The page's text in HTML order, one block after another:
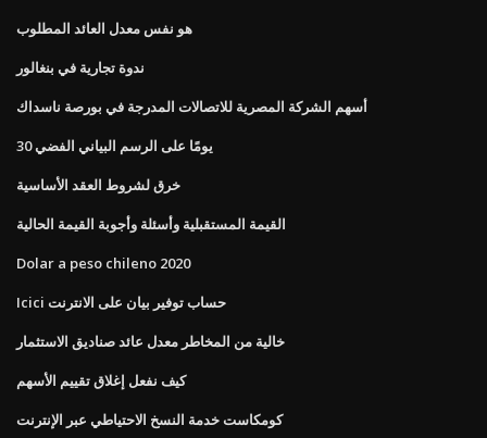
هو نفس معدل العائد المطلوب
ندوة تجارية في بنغالور
أسهم الشركة المصرية للاتصالات المدرجة في بورصة ناسداك
30 يومًا على الرسم البياني الفضي
خرق لشروط العقد الأساسية
القيمة المستقبلية وأسئلة وأجوبة القيمة الحالية
Dolar a peso chileno 2020
Icici حساب توفير بيان على الانترنت
خالية من المخاطر معدل عائد صناديق الاستثمار
كيف نفعل إغلاق تقييم الأسهم
كومكاست خدمة النسخ الاحتياطي عبر الإنترنت